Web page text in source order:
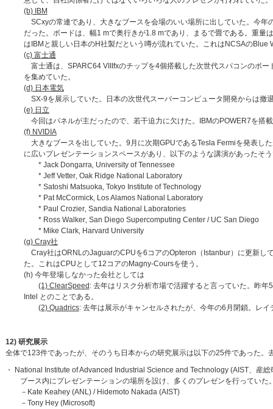
(b) IBM
SCxyの常連であり、大きなブースを会場のいい場所に出していた。今
だった。ボードは、幅1 mで奥行きが1.8 mであり、まるで畳である。重
はIBMと親しい日本のH社製だという噂が流れていた。これはNCSAの
(c) 富士通
富士通は、SPARC64 VIIIfxのチップを4個搭載した次世代スパコンのボ
を集めていた。
(d) 日本電気
SX-9を展示していた。日本の次世代スーパーコンピュータ開発からは撤
(e) 日立
今回はパネルが主だったので、若干迫力に欠けた。IBMのPOWER7を搭
(f) NVIDIA
大きなブースを出していた。9月に次期GPUであるTesla Fermiを発表し
に広いプレゼンテーションスペースがあり、以下のような講演があったそ
* Jack Dongarra‚ University of Tennessee
* Jeff Vetter‚ Oak Ridge National Laboratory
* Satoshi Matsuoka‚ Tokyo Institute of Technology
* Pat McCormick‚ Los Alamos National Laboratory
* Paul Crozier‚ Sandia National Laboratories
* Ross Walker‚ San Diego Supercomputing Center / UC San Diego
* Mike Clark‚ Harvard University
(g) Cray社
Cray社はORNLのJaguarのCPUを6コアのOpteron（Istanbur）に更新し
た。これはCPUとして12コアのMagny-Coursを使う。
(h) 今年登場しなかった会社としては
(1) ClearSpeed : 去年はリスク分析市場で活躍すると言っていた。昨
Intel とのことである。
(2) Quadrics: 去年は展示がキャンセルされたが、今年の6月閉鎖。レ
12) 研究展示
全体で123件であったが、そのうち日本からの研究展示は以下の25件であった。
・ National Institute of Advanced Industrial Science and Technology (AIST、産総
ブース内にプレゼンテーションの場所を設け、多くのプレゼンを行っていた
－Kate Keahey (ANL) / Hidemoto Nakada (AIST)
－Tony Hey (Microsoft)